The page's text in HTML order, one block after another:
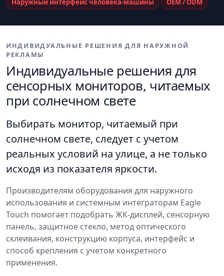
Наружный интерфейс человека-машины
OEM / ODM
ИНДИВИДУАЛЬНЫЕ РЕШЕНИЯ ДЛЯ НАРУЖНОЙ
РЕКЛАМЫ
Индивидуальные решения для
сенсорных мониторов, читаемых
при солнечном свете
Выбирать монитор, читаемый при
солнечном свете, следует с учетом
реальных условий на улице, а не только
исходя из показателя яркости.
Производителям оборудования для наружного
использования и системным интеграторам Eagle
Touch помогает подобрать ЖК-дисплей, сенсорную
панель, защитное стекло, метод оптического
склеивания, конструкцию корпуса, интерфейс и
способ крепления с учетом конкретного
применения.